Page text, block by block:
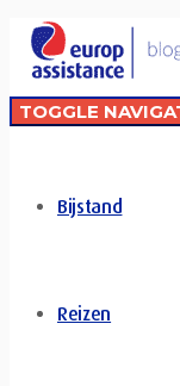
TOGGLE
Bijstand
Reizen